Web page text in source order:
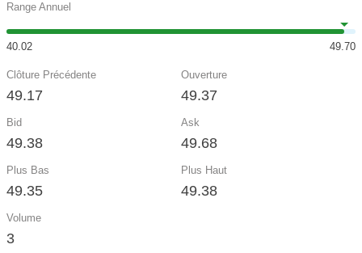
Range Annuel
40.02 49.70
Clôture Précédente
49.17
Ouverture
49.37
Bid
49.38
Ask
49.68
Plus Bas
49.35
Plus Haut
49.38
Volume
3